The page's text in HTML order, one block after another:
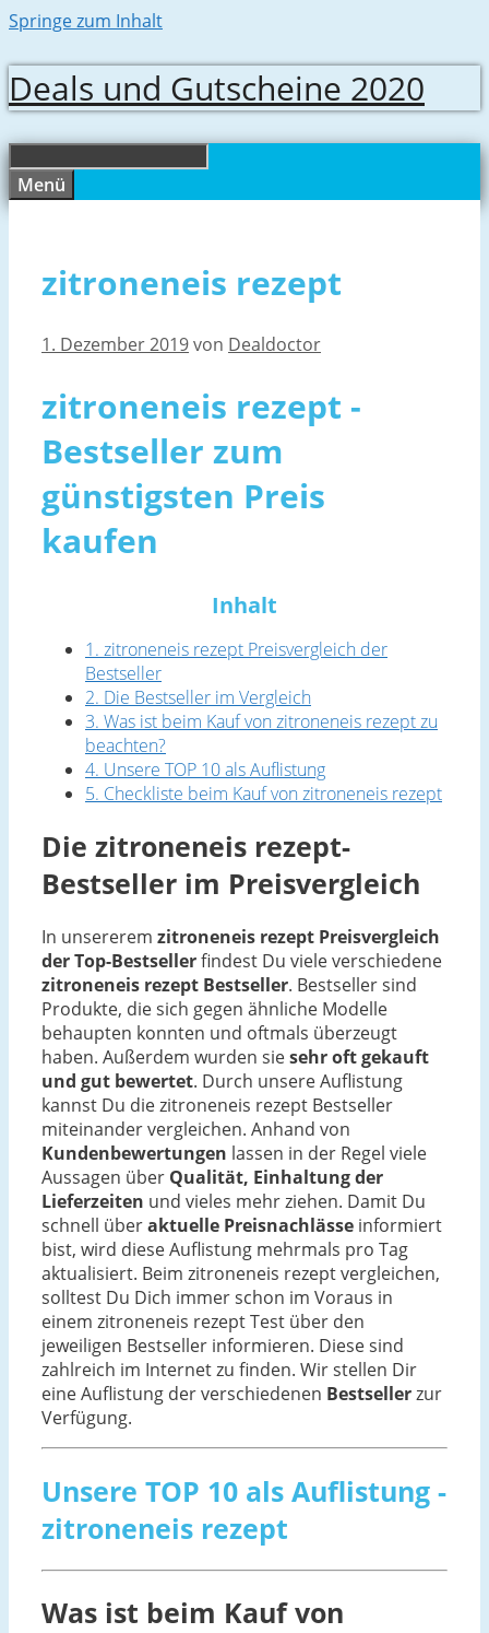
Springe zum Inhalt
Deals und Gutscheine 2020
Menü
zitroneneis rezept
1. Dezember 2019von Dealdoctor
zitroneneis rezept -
Bestseller zum
günstigsten Preis
kaufen
Inhalt
1. zitroneneis rezept Preisvergleich der
Bestseller
2. Die Bestseller im Vergleich
3. Was ist beim Kauf von zitroneneis rezept zu
beachten?
4. Unsere TOP 10 als Auflistung
5. Checkliste beim Kauf von zitroneneis rezept
Die zitroneneis rezept-
Bestseller im Preisvergleich
In unsererem zitroneneis rezept Preisvergleich
der Top-Bestsellerfindest Du viele verschiedene
zitroneneis rezept Bestseller. Bestseller sind
Produkte, die sich gegen ähnliche Modelle
behaupten konnten und oftmals überzeugt
haben. Außerdem wurden siesehr oft gekauft
und gut bewertet. Durch unsere Auflistung
kannst Du die zitroneneis rezept Bestseller
miteinander vergleichen. Anhand von
Kundenbewertungen lassen in der Regel viele
Aussagen über Qualität, Einhaltung der
Lieferzeiten und vieles mehr ziehen. Damit Du
schnell überaktuelle Preisnachlässe informiert
bist, wird diese Auflistung mehrmals pro Tag
aktualisiert. Beim zitroneneis rezept vergleichen,
solltest Du Dich immer schon im Voraus in
einem zitroneneis rezept Test über den
jeweiligen Bestseller informieren. Diese sind
zahlreich im Internet zu finden. Wir stellen Dir
eine Auflistung der verschiedenen Bestsellerzur
Verfügung.
Unsere TOP 10 als Auflistung -
zitroneneis rezept
Was ist beim Kauf von